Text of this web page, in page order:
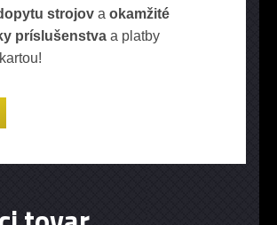
strojov a okamžité
príslušenstva a platby